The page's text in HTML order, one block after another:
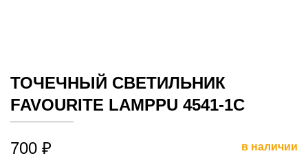
ТОЧЕЧНЫЙ СВЕТИЛЬНИК
FAVOURITE LAMPPU 4541-1C
700 ₽ в наличии